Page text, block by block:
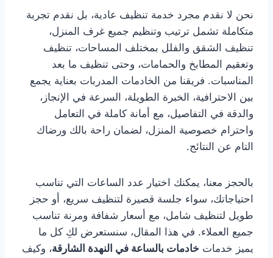
نحن لا نقدم مجرد خدمة تنظيف عادية، بل نقدم تجربة
متكاملة تشمل ترتيب وتنظيم جميع غرف المنزل،
تنظيف الشقق والفلل بمختلف المساحات، تنظيف
وتعقيم المطابخ والحمامات، وحتى تنظيف ما بعد
المناسبات. فريقنا من الخادمات المدربات بعناية يجمع
بين الاحترافية، الخبرة الطويلة، السرعة في الإنجاز،
والدقة في التفاصيل، مع أمانة كاملة في التعامل
واحترام خصوصية المنزل، لضمان راحة بالك ورضاك
التام عن النتائج.
بالحجز معنا، يمكنك اختيار عدد الساعات التي تناسب
احتياجاتك، سواء جلسة قصيرة لتنظيف سريع، أو حجز
طويل لتنظيف شامل، مع أسعار شفافة ومرنة تناسب
جميع العملاء. في هذا المقال، سنستعرض لكِ كل ما
يميز خدمات خادمات بالساعة في النهدة الشارقة، وكيف